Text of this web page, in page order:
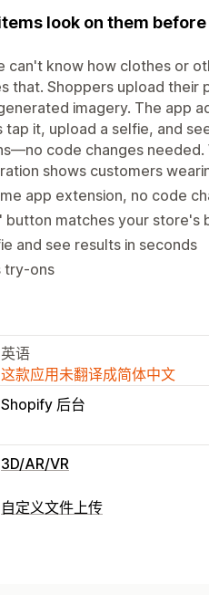
look on them
can't know how clothes or
that. Shoppers upload
imagery. The app
it, upload a selfie, and
code changes needed.
shows customers
app extension, no code
button matches your store's
and see results in seconds
try-ons
英语
这款应用未翻译成简体中文
Shopify 后台
3D/AR/VR
可视化
自定义文件上传